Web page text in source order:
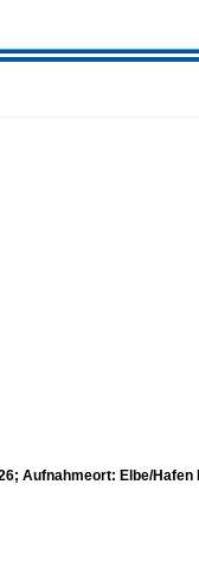
Aufnahmeort: Elbe/